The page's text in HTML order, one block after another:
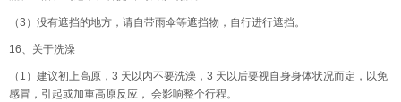
（3）没有遮挡的地方，请自带雨伞等遮挡物，自行进行遮挡。
16、关于洗澡
（1）建议初上高原，3 天以内不要洗澡，3 天以后要视自身身体状况而定，以免
感冒，引起或加重高原反应， 会影响整个行程。